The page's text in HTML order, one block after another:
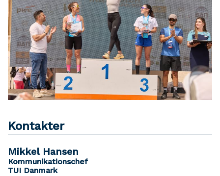
Kontakter
Mikkel Hansen
Kommunikationschef
TUI Danmark